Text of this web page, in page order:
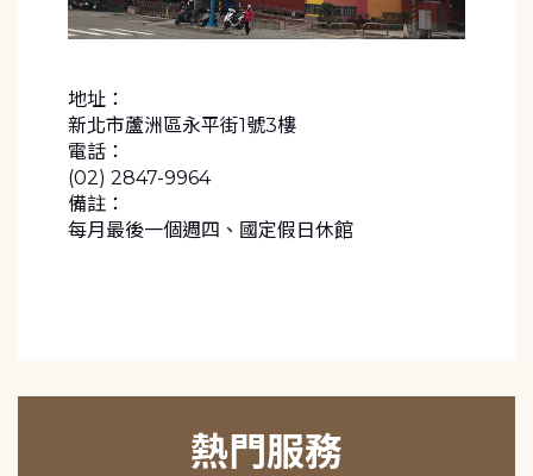
地址：
新北市蘆洲區永平街1號3樓
電話：
(02) 2847-9964
備註：
每月最後一個週四、國定假日休館
熱門服務